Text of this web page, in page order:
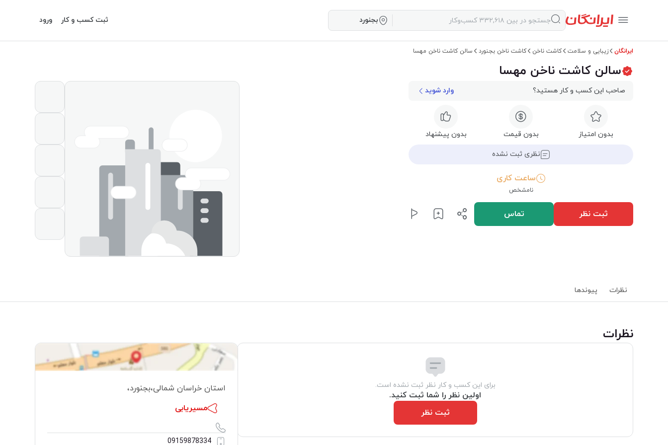
بجنورد ثبت کسب و کار ورود
ایرانگان زیبایی و سلامت کاشت ناخن کاشت ناخن بجنورد سالن کاشت ناخن مهسا
سالن کاشت ناخن مهسا
صاحب این کسب و کار هستید؟ وارد شوید
بدون امتیاز بدون قیمت بدون پیشنهاد
نظری ثبت نشده
ساعت کاری
نامشخص
ثبت نظر تماس
نظرات پیوند‌ها
‌نظرات
برای این کسب و کار نظر ثبت نشده است.
اولین نظر را شما ثبت کنید.
ثبت نظر
استان خراسان شمالی،بجنورد،
مسیریابی
09159878334